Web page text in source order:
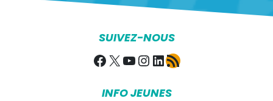
SUIVEZ-NOUS
Facebook
X YouTube
Instagram
LinkedIn
Flux RSS
INFO JEUNES